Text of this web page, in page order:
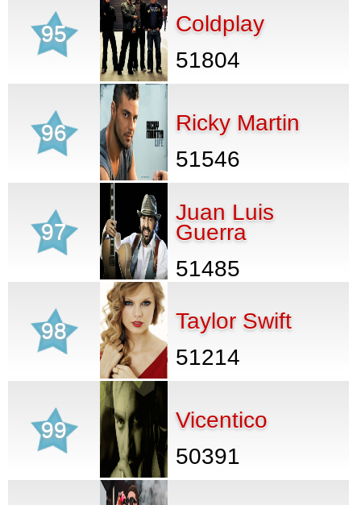
95
Coldplay
51804
96
Ricky Martin
51546
97
Juan Luis
Guerra
51485
98
Taylor Swift
51214
99
Vicentico
50391